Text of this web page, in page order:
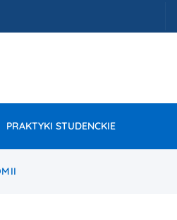
PRAKTYKI STUDENCKIE